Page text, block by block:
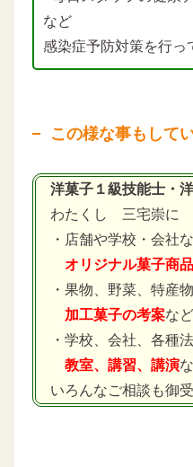
など
感染症予防対策を行っ
この様な事もして
洋菓子１級技能士・
わたくし 三宅崇に
・店舗や学校・会社
オリジナル菓子商
・果物、野菜、特産
加工菓子の考案など
・学校、会社、各種
教室、講習、講演
いろんなご相談も御受